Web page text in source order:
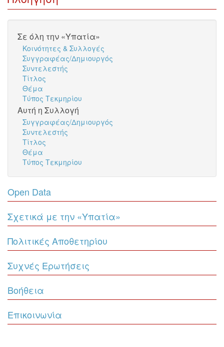
Σε όλη την «Υπατία»
Κοινότητες & Συλλογές
Συγγραφέας/Δημιουργός
Συντελεστής
Τίτλος
Θέμα
Τύπος Τεκμηρίου
Αυτή η Συλλογή
Συγγραφέας/Δημιουργός
Συντελεστής
Τίτλος
Θέμα
Τύπος Τεκμηρίου
Open Data
Σχετικά με την «Υπατία»
Πολιτικές Αποθετηρίου
Συχνές Ερωτήσεις
Βοήθεια
Επικοινωνία